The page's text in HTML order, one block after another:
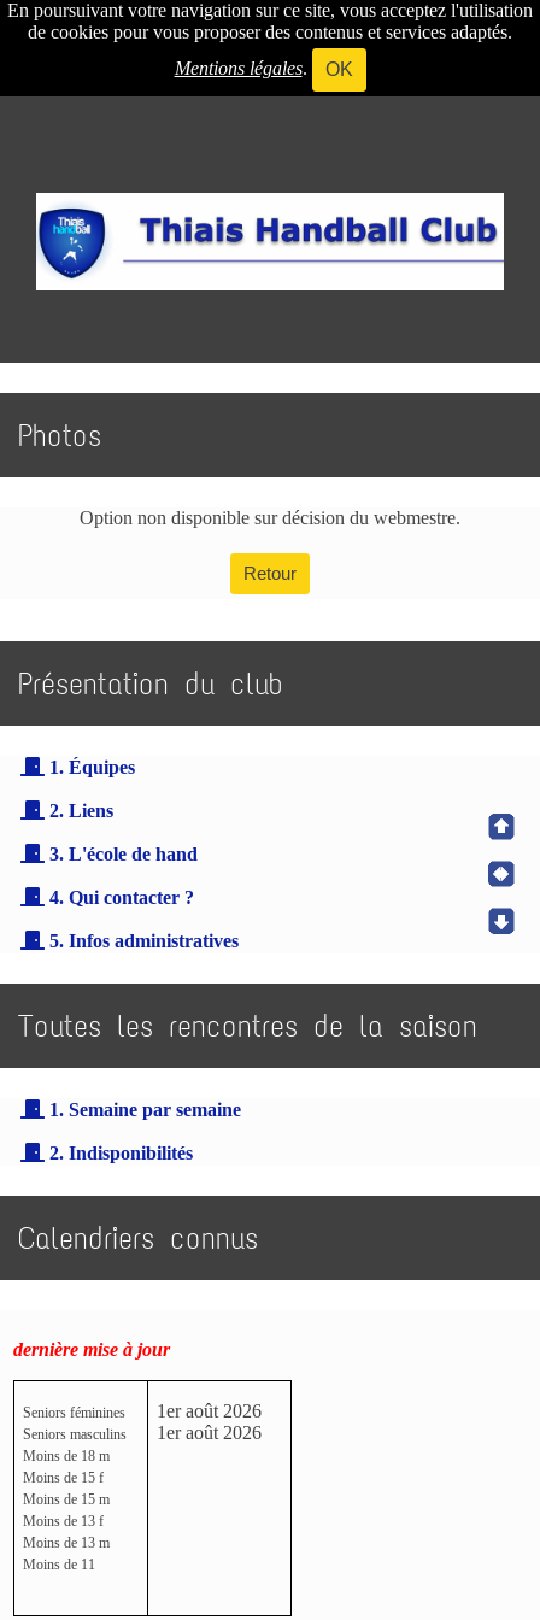
En poursuivant votre navigation sur ce site, vous acceptez l'utilisation
de cookies pour vous proposer des contenus et services adaptés.
Mentions légales. OK
Photos
Option non disponible sur décision du webmestre.
Retour
Présentation du club
1. Équipes
2. Liens
3. L'école de hand
4. Qui contacter ?
5. Infos administratives
Toutes les rencontres de la saison
1. Semaine par semaine
2. Indisponibilités
Calendriers connus
dernière mise à jour
Seniors féminines
Seniors masculins
Moins de 18 m
Moins de 15 f
Moins de 15 m
Moins de 13 f
Moins de 13 m
Moins de 11
1er août 2026
1er août 2026